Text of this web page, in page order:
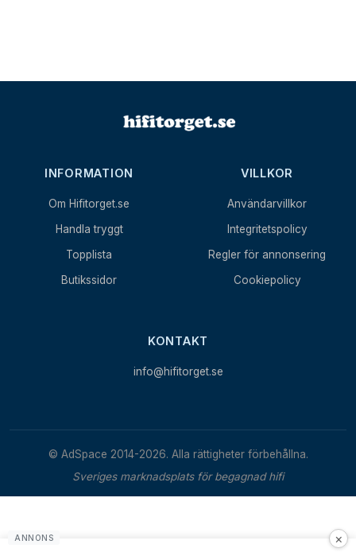
INFORMATION
Om Hifitorget.se
Handla tryggt
Topplista
Butikssidor
VILLKOR
Användarvillkor
Integritetspolicy
Regler för annonsering
Cookiepolicy
KONTAKT
info@hifitorget.se
© AdSpace 2014-2026. Alla rättigheter förbehållna.
Sveriges marknadsplats för begagnad hifi
×